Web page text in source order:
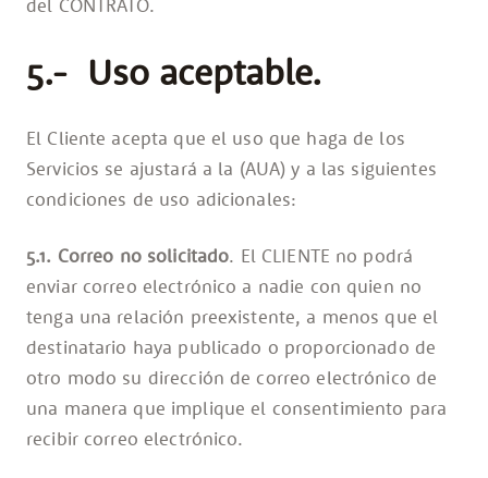
del CONTRATO.
5.- Uso aceptable.
El Cliente acepta que el uso que haga de los
Servicios se ajustará a la (AUA) y a las siguientes
condiciones de uso adicionales:
5.1. Correo no solicitado. El CLIENTE no podrá
enviar correo electrónico a nadie con quien no
tenga una relación preexistente, a menos que el
destinatario haya publicado o proporcionado de
otro modo su dirección de correo electrónico de
una manera que implique el consentimiento para
recibir correo electrónico.